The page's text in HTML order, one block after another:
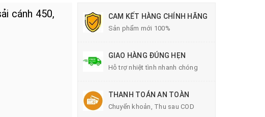
cánh 450,
CAM KẾT HÀNG CHÍNH HÃNG
Sản phẩm mới 100%
GIAO HÀNG ĐÚNG HẸN
Hỗ trợ nhiệt tình nhanh chóng
THANH TOÁN AN TOÀN
Chuyển khoản, Thu sau COD